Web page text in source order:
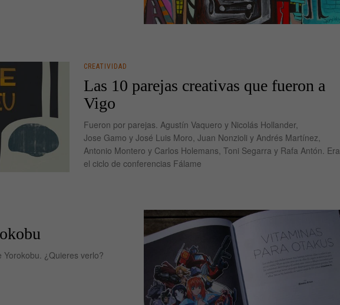
CREATIVIDAD
Las 10 parejas creativas que fueron a
Vigo
Fueron por parejas. Agustín Vaquero y Nicolás Hollander,
Jose Gamo y José Luis Moro, Juan Nonzioli y Andrés Martínez,
Antonio Montero y Carlos Holemans, Toni Segarra y Rafa Antón. Era
el ciclo de conferencias Fálame
¿Quieres verlo?